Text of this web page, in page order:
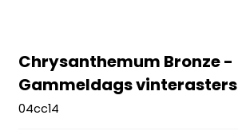
Chrysanthemum Bronze -
Gammeldags vinterasters
04cc14